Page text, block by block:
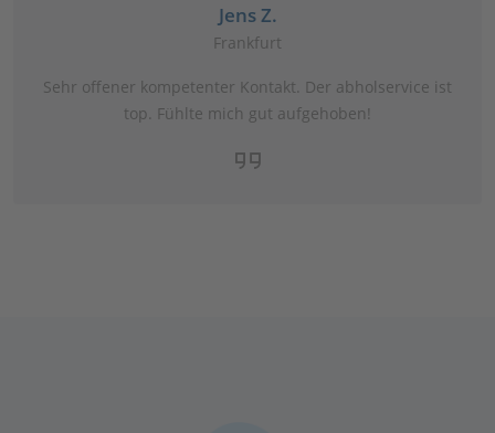
Jens Z.
Frankfurt
Sehr offener kompetenter Kontakt. Der abholservice ist
top. Fühlte mich gut aufgehoben!